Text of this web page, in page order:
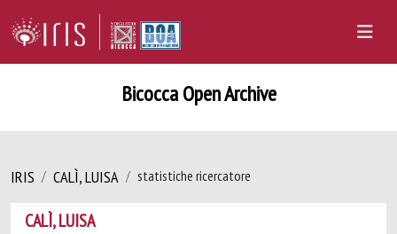
Bicocca Open Archive
IRIS CALÌ, LUISA statistiche ricercatore
CALÌ, LUISA